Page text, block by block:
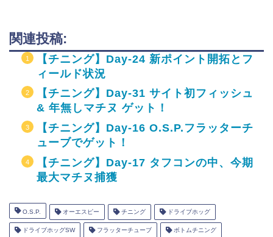
関連投稿:
【チニング】Day-24 新ポイント開拓とフ
ィールド状況
【チニング】Day-31 サイト初フィッシュ
& 年無しマチヌ ゲット！
【チニング】Day-16 O.S.P.フラッターチ
ューブでゲット！
【チニング】Day-17 タフコンの中、今期
最大マチヌ捕獲
O.S.P. オーエスピー チニング ドライブホッグ
ドライブホッグSW フラッターチューブ ボトムチニング